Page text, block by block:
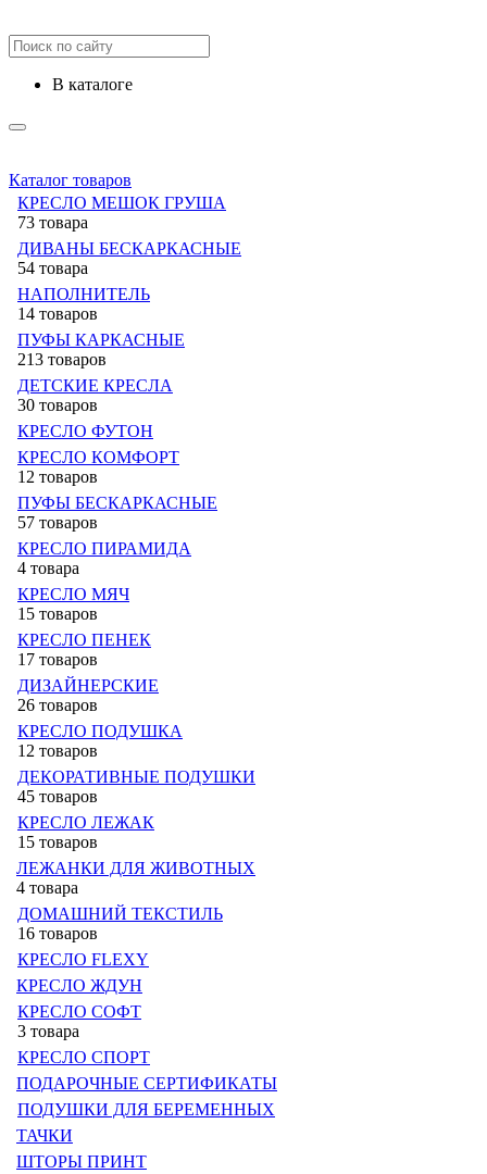
в каталоге
Каталог товаров
КРЕСЛО МЕШОК ГРУША
73 товара
ДИВАНЫ БЕСКАРКАСНЫЕ
54 товара
НАПОЛНИТЕЛЬ
14 товаров
ПУФЫ КАРКАСНЫЕ
213 товаров
ДЕТСКИЕ КРЕСЛА
30 товаров
КРЕСЛО ФУТОН
КРЕСЛО КОМФОРТ
12 товаров
ПУФЫ БЕСКАРКАСНЫЕ
57 товаров
КРЕСЛО ПИРАМИДА
4 товара
КРЕСЛО МЯЧ
15 товаров
КРЕСЛО ПЕНЕК
17 товаров
ДИЗАЙНЕРСКИЕ
26 товаров
КРЕСЛО ПОДУШКА
12 товаров
ДЕКОРАТИВНЫЕ ПОДУШКИ
45 товаров
КРЕСЛО ЛЕЖАК
15 товаров
ЛЕЖАНКИ ДЛЯ ЖИВОТНЫХ
4 товара
ДОМАШНИЙ ТЕКСТИЛЬ
16 товаров
КРЕСЛО FLEXY
КРЕСЛО ЖДУН
КРЕСЛО СОФТ
3 товара
КРЕСЛО СПОРТ
ПОДАРОЧНЫЕ СЕРТИФИКАТЫ
ПОДУШКИ ДЛЯ БЕРЕМЕННЫХ
ТАЧКИ
ШТОРЫ ПРИНТ